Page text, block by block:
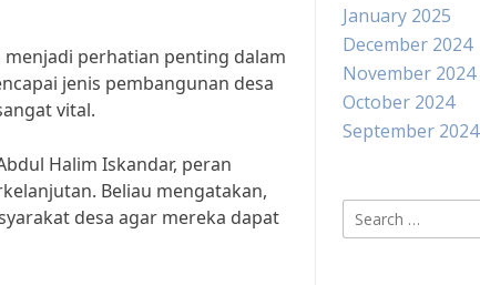
perhatian penting dalam
jenis pembangunan desa
vital.
Halim Iskandar, peran
Beliau mengatakan,
desa agar mereka dapat
January 2025
December 2024
November 2024
October 2024
September 2024
Search
for: